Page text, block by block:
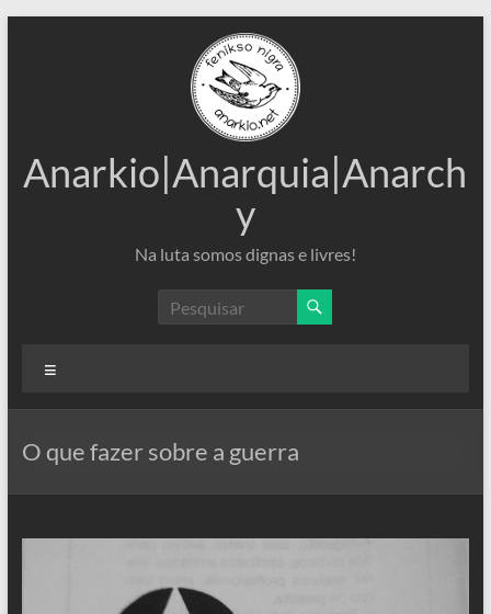
Anarkio|Anarquia|Anarch
y
Na luta somos dignas e livres!
O que fazer sobre a guerra